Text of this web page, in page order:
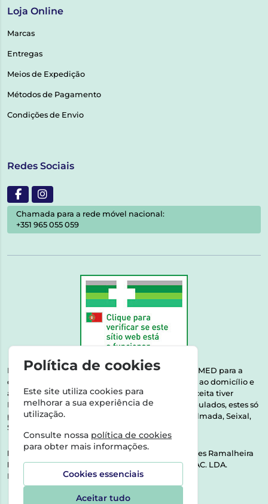
Loja Online
Marcas
Entregas
Meios de Expedição
Métodos de Pagamento
Condições de Envio
Redes Sociais
Chamada para a rede móvel nacional:
+351 965 055 059
Esta farmácia encontra-se autorizada pelo INFARMED para a
dispensa de medicamentos e produtos de saúde ao domicílio e
através da internet. Medicamentos | Se na sua receita tiver
MSRM, MNSRM, MSRMV ou Medicamentos Manipulados, estes só
podem ser entregues nos seguintes concelhos: Almada, Seixal,
Sesimbra, Oeiras e Lisboa.
Direção Técnica:
Dra. Raquel Alexandra Fernandes Ramalheira
NIPC:513064133 | ASPAS E NÚMEROS SOC. FARMAC. LDA.
Rua dos Castanheiros 5 AB Feijó2810-036 Almada
Política de cookies
Este site utiliza cookies para
melhorar a sua experiência de
utilização.
Consulte nossa política de cookies
para obter mais informações.
Cookies essenciais
Aceitar tudo